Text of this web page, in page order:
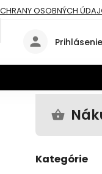
OSOBNÝCH
Prihlásenie
Kategórie